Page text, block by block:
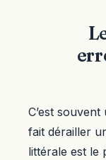
C’est
fait dérailler
littérale est le